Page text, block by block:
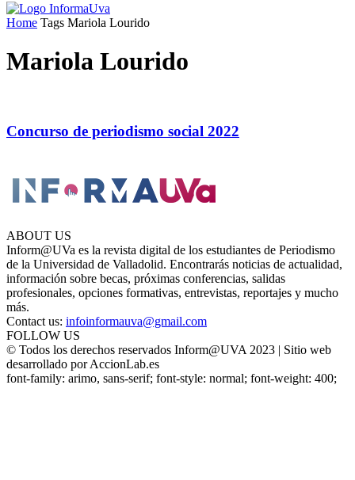
Home Tags Mariola Lourido
Mariola Lourido
Concurso de periodismo social 2022
ABOUT US
Inform@UVa es la revista digital de los estudiantes de Periodismo
de la Universidad de Valladolid. Encontrarás noticias de actualidad,
información sobre becas, próximas conferencias, salidas
profesionales, opciones formativas, entrevistas, reportajes y mucho
más.
Contact us: infoinformauva@gmail.com
FOLLOW US
© Todos los derechos reservados Inform@UVA 2023 | Sitio web
desarrollado por AccionLab.es
font-family: arimo, sans-serif; font-style: normal; font-weight: 400;